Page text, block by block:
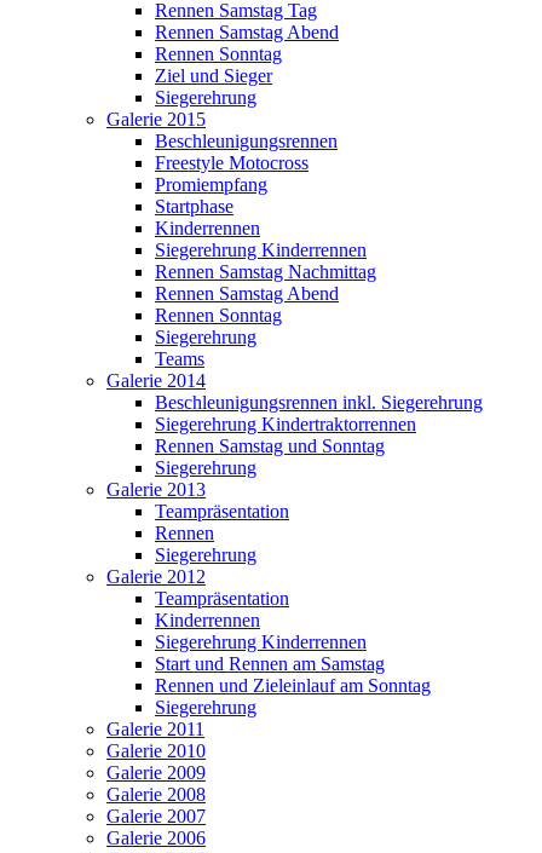
Rennen Samstag Tag
Rennen Samstag Abend
Rennen Sonntag
Ziel und Sieger
Siegerehrung
Galerie 2015
Beschleunigungsrennen
Freestyle Motocross
Promiempfang
Startphase
Kinderrennen
Siegerehrung Kinderrennen
Rennen Samstag Nachmittag
Rennen Samstag Abend
Rennen Sonntag
Siegerehrung
Teams
Galerie 2014
Beschleunigungsrennen inkl. Siegerehrung
Siegerehrung Kindertraktorrennen
Rennen Samstag und Sonntag
Siegerehrung
Galerie 2013
Teampräsentation
Rennen
Siegerehrung
Galerie 2012
Teampräsentation
Kinderrennen
Siegerehrung Kinderrennen
Start und Rennen am Samstag
Rennen und Zieleinlauf am Sonntag
Siegerehrung
Galerie 2011
Galerie 2010
Galerie 2009
Galerie 2008
Galerie 2007
Galerie 2006